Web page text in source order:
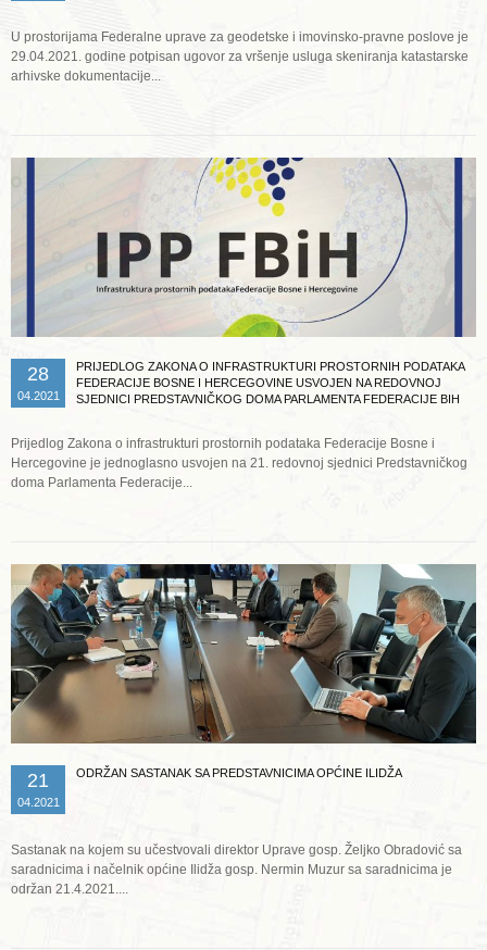
U prostorijama Federalne uprave za geodetske i imovinsko-pravne poslove je
29.04.2021. godine potpisan ugovor za vršenje usluga skeniranja katastarske
arhivske dokumentacije...
28
04.2021
PRIJEDLOG ZAKONA O INFRASTRUKTURI PROSTORNIH PODATAKA
FEDERACIJE BOSNE I HERCEGOVINE USVOJEN NA REDOVNOJ
SJEDNICI PREDSTAVNIČKOG DOMA PARLAMENTA FEDERACIJE BIH
Prijedlog Zakona o infrastrukturi prostornih podataka Federacije Bosne i
Hercegovine je jednoglasno usvojen na 21. redovnoj sjednici Predstavničkog
doma Parlamenta Federacije...
21
04.2021
ODRŽAN SASTANAK SA PREDSTAVNICIMA OPĆINE ILIDŽA
Sastanak na kojem su učestvovali direktor Uprave gosp. Željko Obradović sa
saradnicima i načelnik općine Ilidža gosp. Nermin Muzur sa saradnicima je
održan 21.4.2021....